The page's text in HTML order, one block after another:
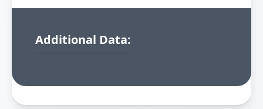
Additional Data: